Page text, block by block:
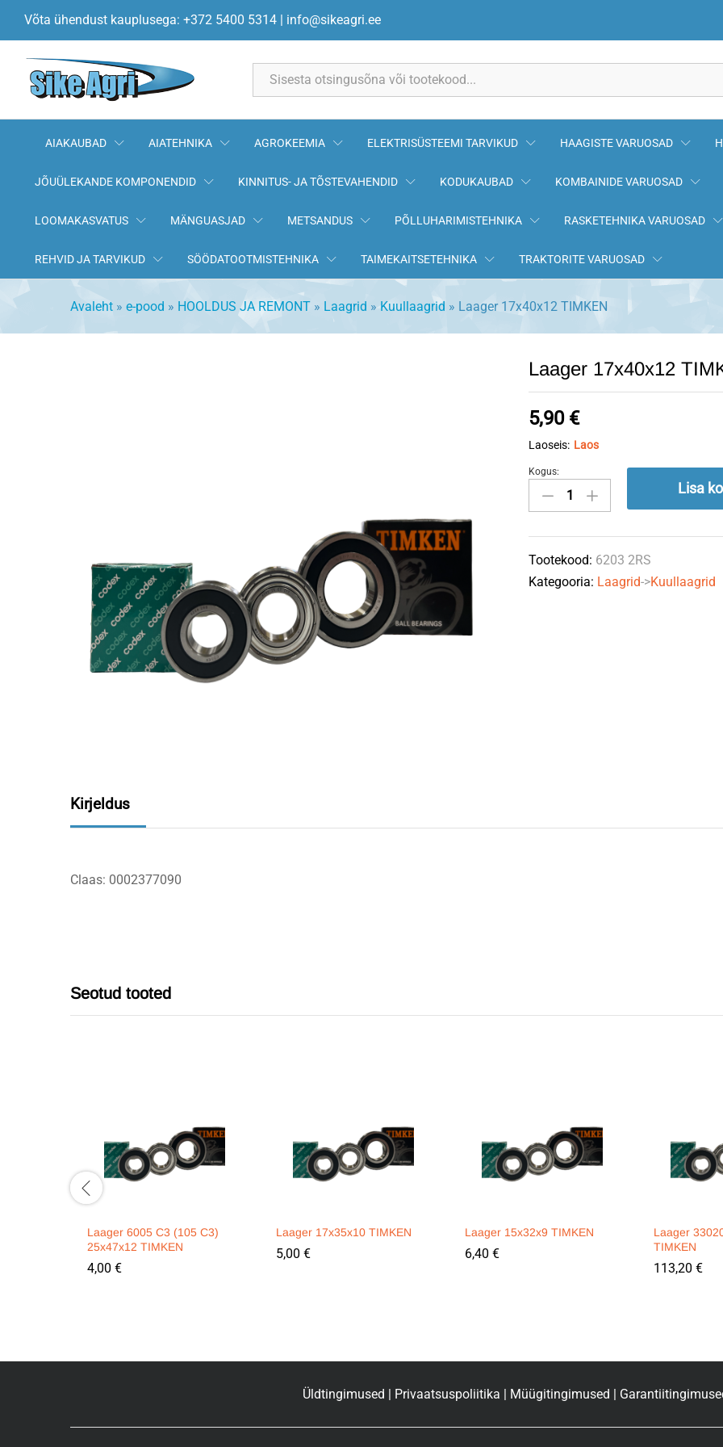
Võta ühendust kauplusega: +372 5400 5314 | info@sikeagri.ee
AIAKAUBAD AIATEHNIKA AGROKEEMIA ELEKTRISÜSTEEMI TARVIKUD HAAGISTE VARUOSAD
JÕUÜLEKANDE KOMPONENDID KINNITUS- JA TÕSTEVAHENDID KODUKAUBAD KOMBAINIDE VARUOSAD
LOOMAKASVATUS MÄNGUASJAD METSANDUS PÕLLUHARIMISTEHNIKA RASKETEHNIKA VARUOSAD
REHVID JA TARVIKUD SÖÖDATOOTMISTEHNIKA TAIMEKAITSETEHNIKA TRAKTORITE VARUOSAD
Avaleht » e-pood » HOOLDUS JA REMONT » Laagrid » Kuullaagrid » Laager 17x40x12 TIMKEN
Laager 17x40x12
5,90 €
Laoseis: Laos
Laager
17x40x12
quantity
Kogus:
Lisa
Tootekood: 6203 2RS
Kategooria: Laagrid->Kuullaagrid
Kirjeldus
Claas: 0002377090
Seotud tooted
Laager 6005 C3 (105 C3)
25x47x12 TIMKEN
4,00 €
Laager 17x35x10 TIMKEN
5,00 €
Laager 15x32x9 TIMKEN
6,40 €
Laager
TIMKEN
113,20 €
Üldtingimused Privaatsuspoliitika Müügitingimused
Kirjeldus